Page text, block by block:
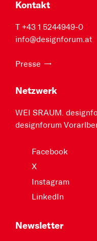
Kontakt
T +43 1 5244949-0
info@designforum.at
Presse
Netzwerk
WEI SRAUM.
designforum
Facebook
X
Instagram
LinkedIn
Newsletter